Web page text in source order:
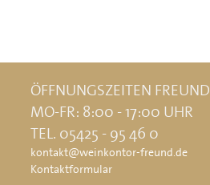
ÖFFNUNGSZEITEN FREUND
MO-FR: 8:00 - 17:00 UHR
TEL. 05425 - 95 46 0
kontakt@weinkontor-freund.de
Kontaktformular